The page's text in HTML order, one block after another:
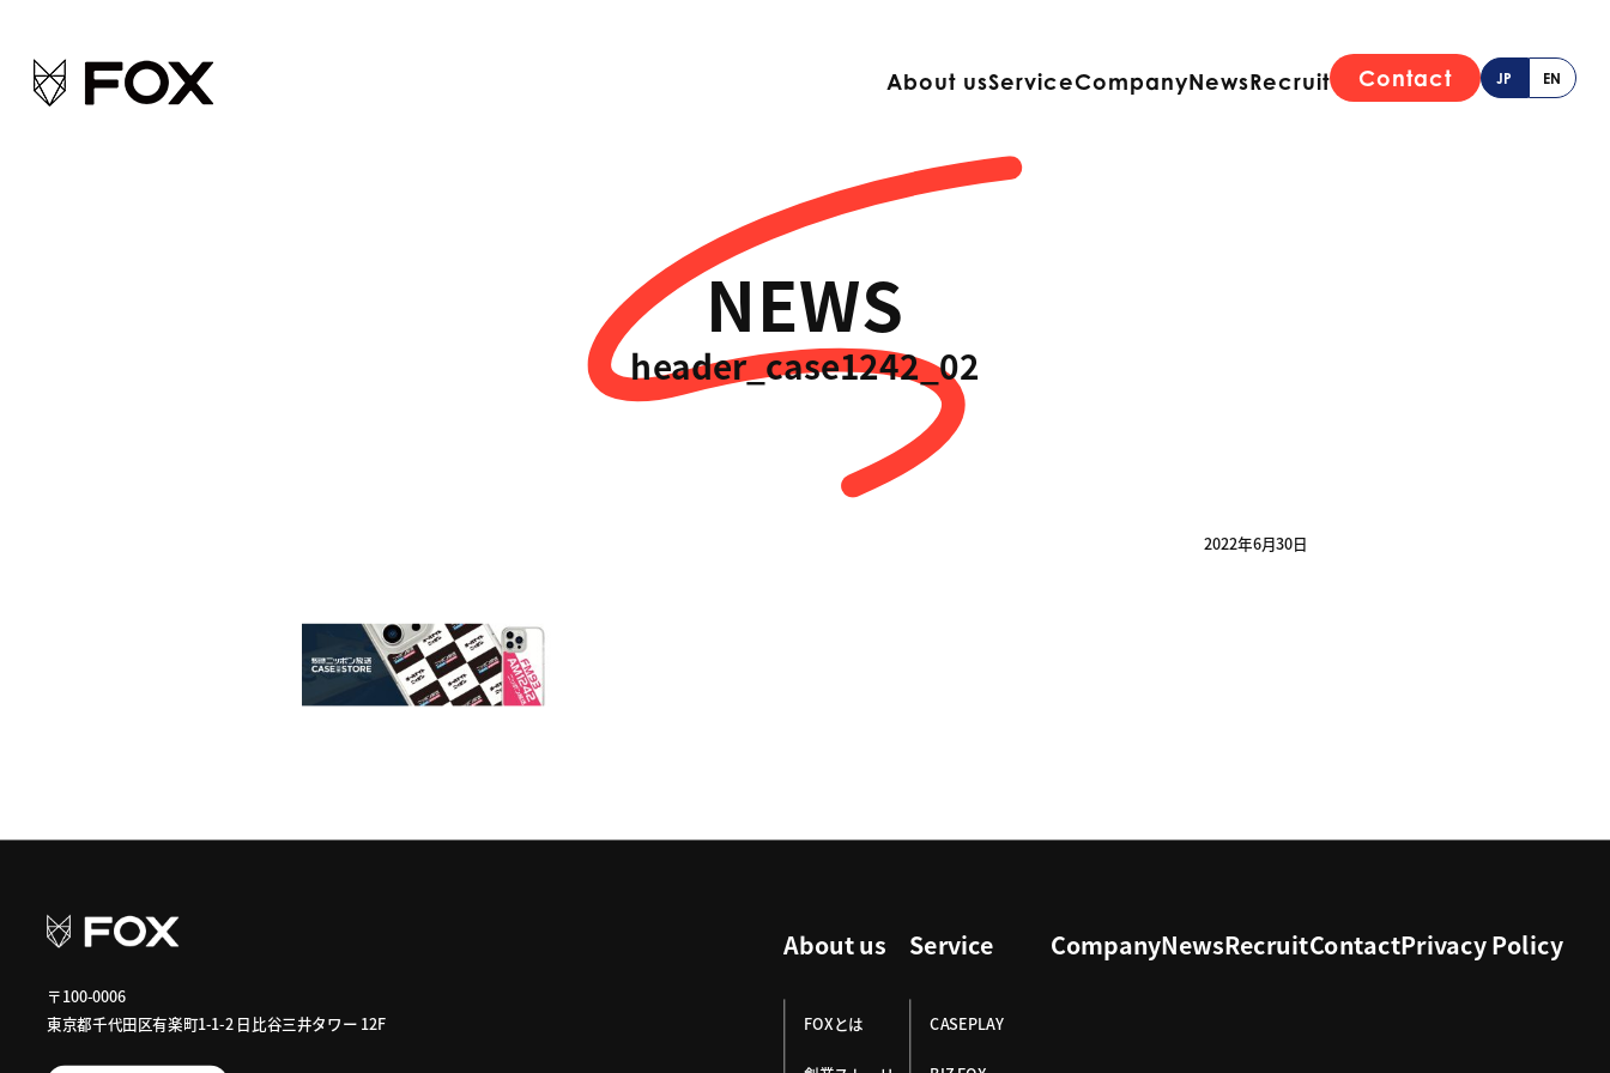
About usServiceCompanyNewsRecruit Contact JP EN
NEWS
header_case1242_02
2022年6月30日
〒100-0006
東京都千代田区有楽町1-1-2 日比谷三井タワー 12F
About us
FOXとは
Service
CASEPLAY
CompanyNewsRecruitContactPrivacy Policy